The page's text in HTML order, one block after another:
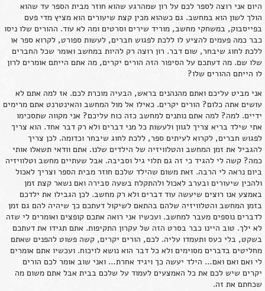
היום אני רוצה לספר לכם על רון שמהרגע שהוא חוזר מבית הספר עד שהוא
הולך לשון הוא במחשב. גם כשהוא מכין קצת שיעורים הוא מציץ מדי פעם
בפייסבוק, במשחקי מחשב, מוריד שירים וסרטים ומה לא עוד. ההורים שלו ניסו
כבר כמה פעמים להציע לו ללכת לפגוש חברים, לעשות ספורט, לקרוא ספר או
ללכת לחוג שיבחר, שום דבר. רון רוצה רק להיות במחשב ואומר שכל החברים
שלו שם. מה דעתכם על הסיפור הזה הורים יקרים, מה אתם הייתם אומרים לרון
לו הייתם ההורים שלו?
אני מביט עליכם ואתם מהנהנים בראש, הבעיה מוכרת לכם. אז למה אתם לא
עושים אתה כלום? הורים יקרים. כאילו אל מול המחשב והאינטרנט אתם מרימים
ידיים. למה? למה אתם נותנים למחשב כזה כוח עליכם? אני מקווה שתסכימו
אתי שילד בריא צריך לגוון ולעשות כל מני דברים ולא רק דבר אחד. הוא צריך
לפגוש חברים, לקרוא לעיתים ספר, ללכת לחוג שיבחר וכדומה. לכן צריך
להגביל את זמן המחשב והטלוויזיה של הילדים שלנו. אתם וודאי תשאלו אותי
כמה? קשה לי להגיד כי זה גם תלוי גיל וסביבה. אבל שעתיים מחשב וטלוויזיה
ביום נראה לי הרבה. זאת משום שהילד שלכם חוזר מבית הספר וצריך לאכול
ולהכין שיעורים ובערב לאכול ולהתקלח בשעה סבירה ואם נשאר קצת זמן
באמצע אנו רוצים שיעשה עוד דברים ולא רק מחשב. לכן הגבילו את ילדכם
בזמן המחשב והטלוויזיה שלהם בהתאם לשיקול דעתכם כך שיהיה להם גם זמן
לדברים נוספים מעבר למחשב. ועכשיו אני רואה אתכם קופצים ואומרים לי שזה
לא ילך. טוב היינו כבר בסרט הזה של עקרון התקיפות. אתם תגידו את דעתכם
בשקט, בלי כעס ותעמדו עליה. לכם, הורים יקרים, קשה פשוט להפנים שאתם
מחליטים בדברים מסוימים ולא כל דבר הוא נושא לויכוח. ועכשיו אתם אומרים
לי ואם ואם ואם… הילד יעשה כך ויגיד אחרת… ואני שוב אומר לכם הורים
יקרים שיש לכם את כל האמצעים לעמוד על שלכם בבית אבל אתם משום מה
שכחתם את זה.